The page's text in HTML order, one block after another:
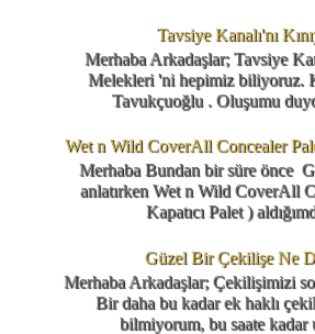
Tavsiye Kanalı'nı
Merhaba Arkadaşlar; Tavsiye
Melekleri 'ni hepimiz biliyoruz.
Tavukçuoğlu . Oluşumu
Wet n Wild CoverAll Concealer
Merhaba Bundan bir süre önce
anlatırken Wet n Wild CoverAll
Kapatıcı Palet )
Güzel Bir Çekilişe Ne
Merhaba Arkadaşlar; Çekilişimizi
Bir daha bu kadar ek haklı
bilmiyorum, bu saate kadar